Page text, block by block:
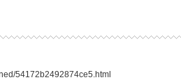
54172b2492874ce5.html